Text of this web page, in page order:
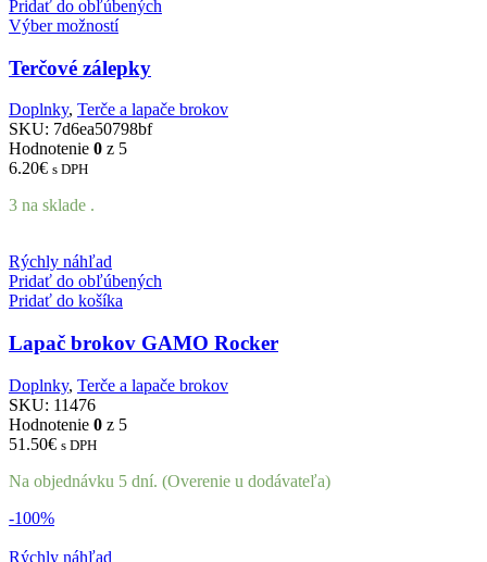
Pridať do obľúbených
Výber možností
Terčové zálepky
Doplnky, Terče a lapače brokov
SKU: 7d6ea50798bf
Hodnotenie 0 z 5
6.20€ s DPH
3 na sklade .
Rýchly náhľad
Pridať do obľúbených
Pridať do košíka
Lapač brokov GAMO Rocker
Doplnky, Terče a lapače brokov
SKU: 11476
Hodnotenie 0 z 5
51.50€ s DPH
Na objednávku 5 dní. (Overenie u dodávateľa)
-100%
Rýchly náhľad